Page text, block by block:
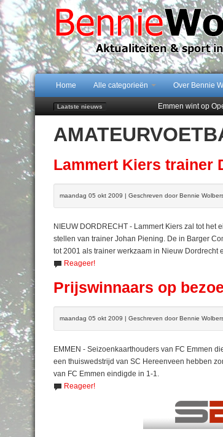
Home Alle categorieën Over Bennie
Laatste nieuws
Emmen wint op
Jubileumfeest 35
Lammert Kiers trainer
maandag 05 okt 2009 | Geschreven door Bennie
NIEUW DORDRECHT - Lammert Kiers zal tot
stellen van trainer Johan Piening. De in Barger
tot 2001 als trainer werkzaam in Nieuw
Reageer!
Prijswinnaars op
maandag 05 okt 2009 | Geschreven door Bennie
EMMEN - Seizoenkaarthouders van FC Emmen
een thuiswedstrijd van SC Hereenveen hebben
van FC Emmen eindigde in 1-1.
Reageer!